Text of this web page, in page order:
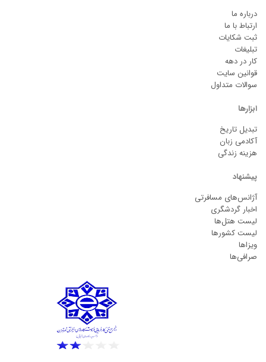
درباره ما
ارتباط با ما
ثبت شکایات
تبلیغات
کار در دهه
قوانین سایت
سوالات متداول
ابزارها
تبدیل تاریخ
آکادمی زبان
هزینه زندگی
پیشنهاد
آژانس‌های مسافرتی
اخبار گردشگری
لیست هتل‌ها
لیست کشورها
ویزاها
صرافی‌ها